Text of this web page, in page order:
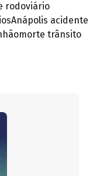
rodoviário
Anápolis acidente
morte trânsito